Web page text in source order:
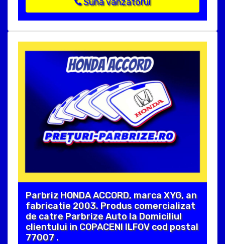
Parbriz HONDA ACCORD, marca XYG, an
fabricatie 2003. Produs comercializat
de catre Parbrize Auto la Domiciliul
clientului in COPACENI ILFOV cod postal
77007 .